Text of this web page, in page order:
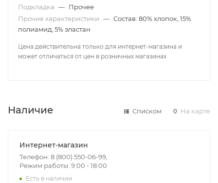
Подкладка — Прочее
Прочие характеристики — Состав: 80% хлопок, 15%
полиамид, 5% эластан
Цена действительна только для интернет-магазина и
может отличаться от цен в розничных магазинах
Наличие Списком На карте
Интернет-магазин
Телефон: 8 (800) 550-06-99,
Режим работы: 9:00 - 18:00
Есть в наличии